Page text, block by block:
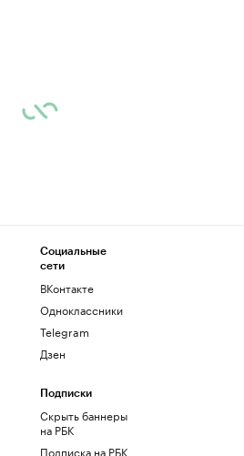
Социальные
сети
ВКонтакте
Одноклассники
Telegram
Дзен
Подписки
Скрыть баннеры
на РБК
Подписка на РБК